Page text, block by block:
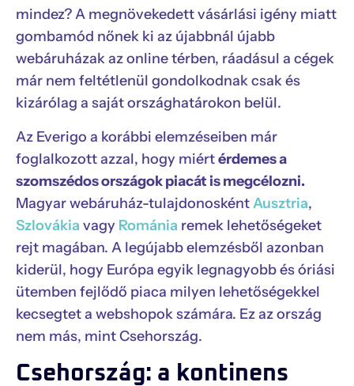
mindez? A megnövekedett vásárlási igény miatt
gombamód nőnek ki az újabbnál újabb
webáruházak az online térben, ráadásul a cégek
már nem feltétlenül gondolkodnak csak és
kizárólag a saját országhatárokon belül.
Az Everigo a korábbi elemzéseiben már
foglalkozott azzal, hogy miértérdemes a
szomszédos országok piacát is megcélozni.
Magyar webáruház-tulajdonoskéntAusztria,
Szlovákia vagy Románia remek lehetőségeket
rejt magában. A legújabb elemzésből azonban
kiderül, hogy Európa egyik legnagyobb és óriási
ütemben fejlődő piaca milyen lehetőségekkel
kecsegtet a webshopok számára. Ez az ország
nem más, mint Csehország.
Csehország: a kontinens